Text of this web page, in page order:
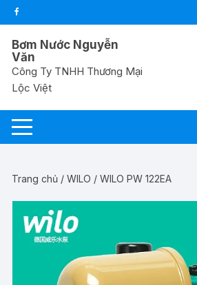
Chuyển
tới
nội
dung
Bơm Nước Nguyễn
Văn
Công Ty TNHH Thương Mại
Lộc Việt
Trang chủ /WILO / WILO PW 122EA